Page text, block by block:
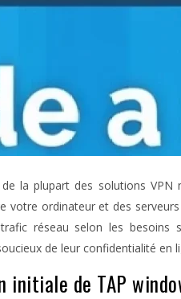
de la plupart des solutions
votre ordinateur et des
réseau selon les besoins
de leur confidentialité en
de TAP